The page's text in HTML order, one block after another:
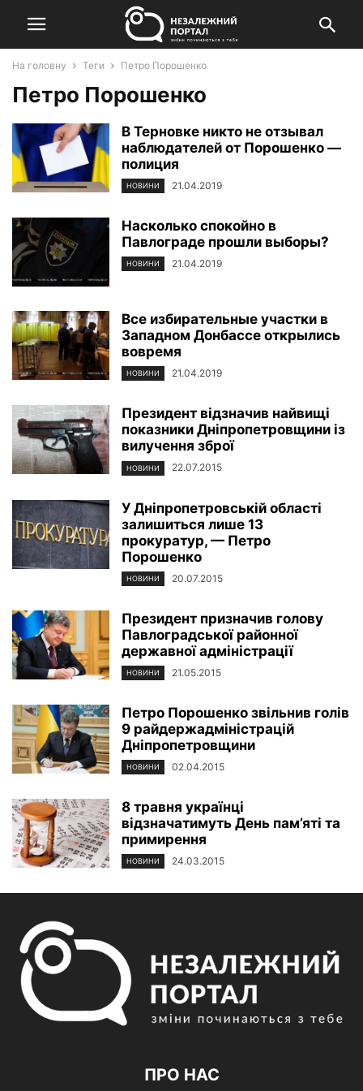
На головну Теги Петро Порошенко
Петро Порошенко
В Терновке никто не отзывал
наблюдателей от Порошенко —
полиция
НОВИНИ 21.04.2019
Насколько спокойно в
Павлограде прошли выборы?
НОВИНИ 21.04.2019
Все избирательные участки в
Западном Донбассе открылись
вовремя
НОВИНИ 21.04.2019
Президент відзначив найвищі
показники Дніпропетровщини із
вилучення зброї
НОВИНИ 22.07.2015
У Дніпропетровській області
залишиться лише 13
прокуратур, — Петро
Порошенко
НОВИНИ 20.07.2015
Президент призначив голову
Павлоградської районної
державної адміністрації
НОВИНИ 21.05.2015
Петро Порошенко звільнив голів
9 райдержадміністрацій
Дніпропетровщини
НОВИНИ 02.04.2015
8 травня українці
відзначатимуть День пам’яті та
примирення
НОВИНИ 24.03.2015
ПРО НАС